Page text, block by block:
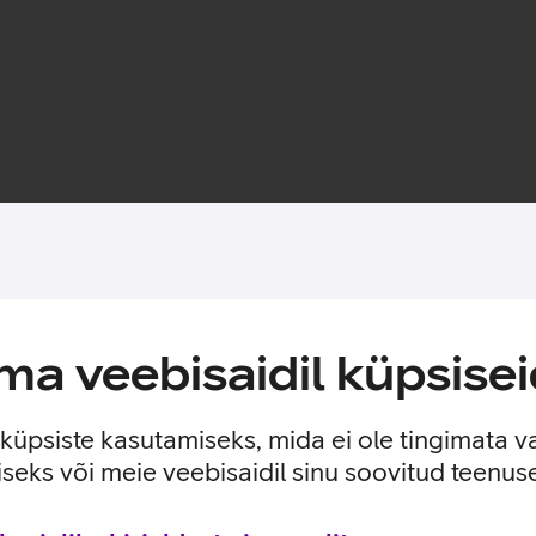
veebisaidil
kasutamiseks, mida ei ole tingimata
või meie veebisaidil sinu soovitud
kaitse sinu telefonile. Ümbris sobitub ideaalselt ümber